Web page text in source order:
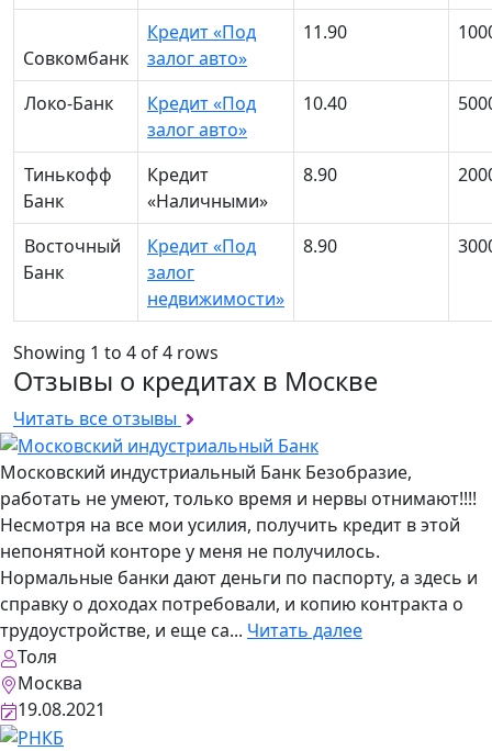
Совкомбанк
Кредит «Под
залог авто»
11.90
Локо-Банк
Кредит «Под
залог авто»
10.40
Тинькофф
Банк
Кредит
«Наличными»
8.90
Восточный
Банк
Кредит «Под
залог
недвижимости»
8.90
Showing 1 to 4 of 4 rows
Отзывы о кредитах в Москве
Читать все отзывы
Московский индустриальный Банк Безобразие,
работать не умеют, только время и нервы отнимают!!!!
Несмотря на все мои усилия, получить кредит в этой
непонятной конторе у меня не получилось.
Нормальные банки дают деньги по паспорту, а здесь и
справку о доходах потребовали, и копию контракта о
трудоустройстве, и еще са... Читать далее
Толя
Москва
19.08.2021